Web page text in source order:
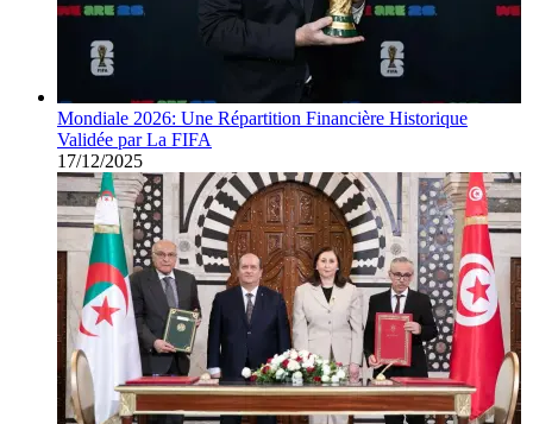
Mondiale 2026: Une Répartition Financière Historique
Validée par La FIFA
17/12/2025